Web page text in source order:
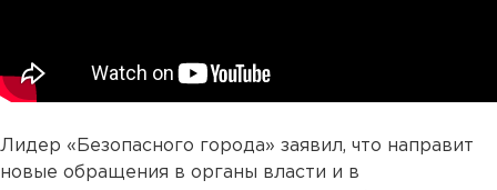
Лидер «Безопасного города» заявил, что направит
новые обращения в органы власти и в